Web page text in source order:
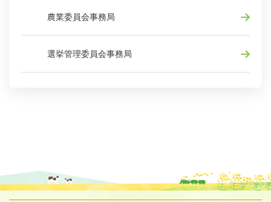
農業委員会事務局
選挙管理委員会事務局